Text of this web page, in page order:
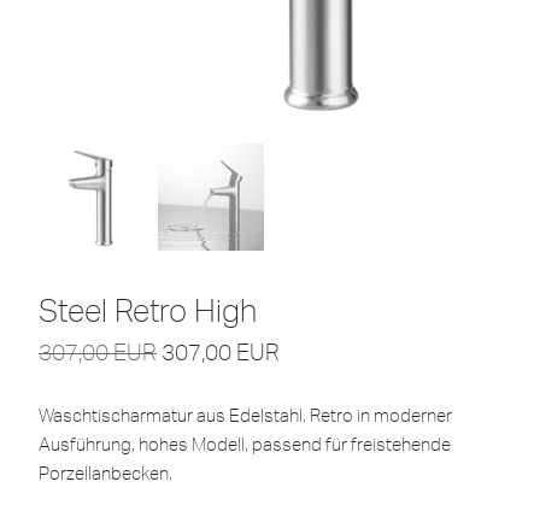
Steel Retro High
307,00EUR 307,00 EUR
Waschtischarmatur aus Edelstahl. Retro in moderner
Ausführung, hohes Modell, passend für freistehende
Porzellanbecken.